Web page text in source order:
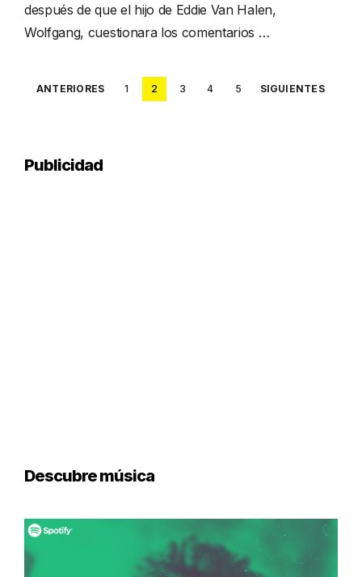
después de que el hijo de Eddie Van Halen,
Wolfgang, cuestionara los comentarios …
Posts
ANTERIORES 1 2 3 4 5 SIGUIENTES
Publicidad
Descubre música